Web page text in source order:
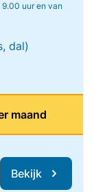
uur en van
dal)
maand
Bekijk